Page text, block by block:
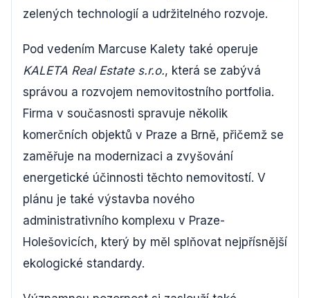
zelených technologií a udržitelného rozvoje.
Pod vedením Marcuse Kalety také operuje
KALETA Real Estate s.r.o., která se zabývá
správou a rozvojem nemovitostního portfolia.
Firma v současnosti spravuje několik
komerčních objektů v Praze a Brně, přičemž se
zaměřuje na modernizaci a zvyšování
energetické účinnosti těchto nemovitostí. V
plánu je také výstavba nového
administrativního komplexu v Praze-
Holešovicích, který by měl splňovat nejpřísnější
ekologické standardy.